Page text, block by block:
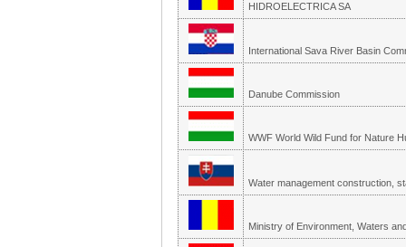
HIDROELECTRICA SA
International Sava River Basin
Danube Commission
WWF World Wild Fund for Nature
Water management construction,
Ministry of Environment, Waters